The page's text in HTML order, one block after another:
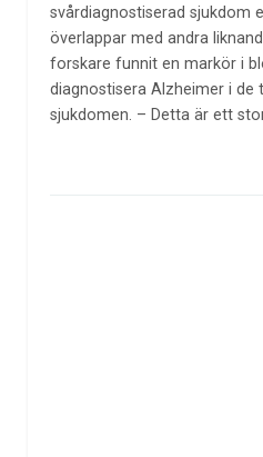
svårdiagnostiserad sjukdom
överlappar med andra
forskare funnit en markör i
diagnostisera Alzheimer i de
sjukdomen. – Detta är ett